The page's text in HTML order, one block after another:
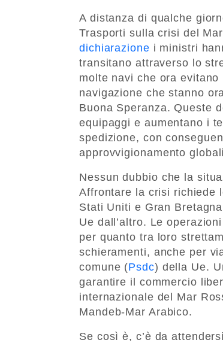
A distanza di qualche
Trasporti sulla crisi del
dichiarazione i ministri
transitano attraverso lo
molte navi che ora
navigazione che stanno
Buona Speranza. Queste
equipaggi e aumentano i
spedizione, con
approvvigionamento
Nessun dubbio che la
Affrontare la crisi richiede
Stati Uniti e Gran
Ue dall’altro. Le
per quanto tra loro
schieramenti, anche per
comune (Psdc) della Ue.
garantire il commercio
internazionale del Mar
Mandeb-Mar Arabico.
Se così è, c’è da